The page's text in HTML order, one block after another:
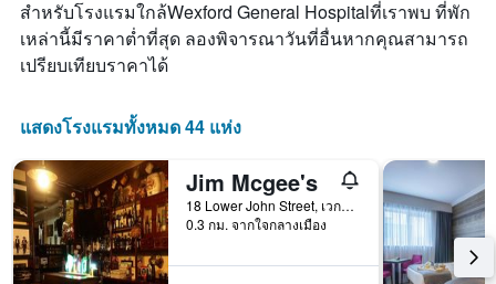
สำหรับโรงแรมใกล้Wexford General Hospitalที่เราพบ ที่พัก
เหล่านี้มีราคาต่ำที่สุด ลองพิจารณาวันที่อื่นหากคุณสามารถ
เปรียบเทียบราคาได้
แสดงโรงแรมทั้งหมด 44 แห่ง
Jim Mcgee's
18 Lower John Street, เวกซ์ฟอร์ด, ไอร์แลนด์
0.3 กม. จากใจกลางเมือง